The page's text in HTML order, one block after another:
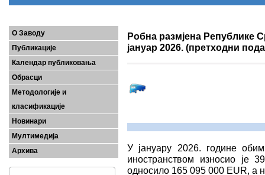
О Заводу
Публикације
Календар публиковања
Обрасци
Методологије и
класификације
Новинари
Мултимедија
Архива
Робна размјена Републике
јануар 2026. (претходни
У јануару 2026. године
иностранством износио је
односило 165 095 000 ЕUR, а